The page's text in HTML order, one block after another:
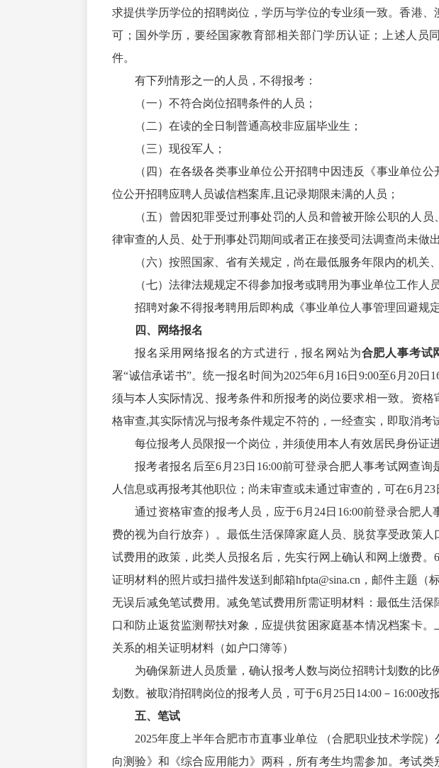
求提供学历学位的招聘岗位，学历与学位的专业须一致。香港
可；国外学历，要经国家教育部相关部门学历认证；上述人员
件。
有下列情形之一的人员，不得报考：
（一）不符合岗位招聘条件的人员；
（二）在读的全日制普通高校非应届毕业生；
（三）现役军人；
（四）在各级各类事业单位公开招聘中因违反《事业单位
位公开招聘应聘人员诚信档案库,且记录期限未满的人员；
（五）曾因犯罪受过刑事处罚的人员和曾被开除公职的人
律审查的人员、处于刑事处罚期间或者正在接受司法调查尚未做
（六）按照国家、省有关规定，尚在最低服务年限内的机关
（七）法律法规规定不得参加报考或聘用为事业单位工作人
招聘对象不得报考聘用后即构成《事业单位人事管理回避规
四、网络报名
报名采用网络报名的方式进行，报名网站为合肥人事考试
署“诚信承诺书”。统一报名时间为2025年6月16日9:00至6月20
须与本人实际情况、报考条件和所报考的岗位要求相一致。资
格审查,其实际情况与报考条件规定不符的，一经查实，即取消考
每位报考人员限报一个岗位，并须使用本人有效居民身份证
报考者报名后至6月23日16:00前可登录合肥人事考试网查
人信息或再报考其他职位；尚未审查或未通过审查的，可在6月23
通过资格审查的报考人员，应于6月24日16:00前登录合肥人
费的视为自行放弃）。最低生活保障家庭人员、脱贫享受政策
试费用的政策，此类人员报名后，先实行网上确认和网上缴费。
证明材料的照片或扫描件发送到邮箱hfpta@sina.cn，邮件主题（
无误后减免笔试费用。减免笔试费用所需证明材料：最低生活
口和防止返贫监测帮扶对象，应提供贫困家庭基本情况档案卡
关系的相关证明材料（如户口簿等）
为确保新进人员质量，确认报考人数与岗位招聘计划数的
划数。被取消招聘岗位的报考人员，可于6月25日14:00－16:00改
五、笔试
2025年度上半年合肥市市直事业单位 （合肥职业技术学院
向测验》和《综合应用能力》两科，所有考生均需参加。考试